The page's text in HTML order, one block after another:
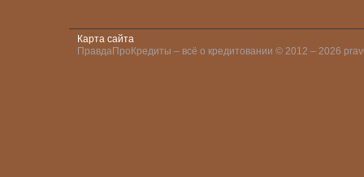
Карта сайта
ПравдаПроКредиты – всё о кредитовании © 2012 – 2026